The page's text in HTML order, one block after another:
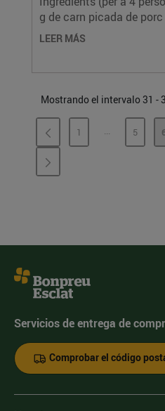
g de carn picada de
LEER MÁS
Mostrando el intervalo 31 -
PÁGINA
1 ...PÁGINAS
5
Servicios de entrega de
Comprobar el código